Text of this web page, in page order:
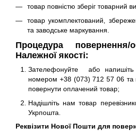
товар повністю зберіг товарний
товар укомплектований,
та заводське маркування.
Процедура повернення/
Належної якості:
Зателефонуйте або
номером +38 (073) 712 57 06 та
повернути оплачений товар;
Надішліть нам товар
Укрпошта.
Реквізити Нової Пошти для